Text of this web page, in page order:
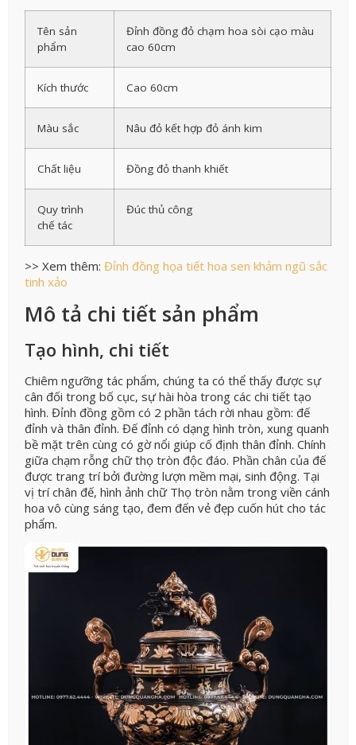
Tên sản
phẩm
Đỉnh đồng đỏ chạm hoa sòi cạo màu
cao 60cm
Kích thước Cao 60cm
Màu sắc Nâu đỏ kết hợp đỏ ánh kim
Chất liệu Đồng đỏ thanh khiết
Quy trình
chế tác
Đúc thủ công
>> Xem thêm: Đỉnh đồng họa tiết hoa sen khảm ngũ sắc
tinh xảo
Mô tả chi tiết sản phẩm
Tạo hình, chi tiết
Chiêm ngưỡng tác phẩm, chúng ta có thể thấy được sự
cân đối trong bố cục, sự hài hòa trong các chi tiết tạo
hình. Đỉnh đồng gồm có 2 phần tách rời nhau gồm: đế
đỉnh và thân đỉnh. Đế đỉnh có dạng hình tròn, xung quanh
bề mặt trên cùng có gờ nổi giúp cố định thân đỉnh. Chính
giữa chạm rỗng chữ thọ tròn độc đáo. Phần chân của đế
được trang trí bởi đường lượn mềm mại, sinh động. Tại
vị trí chân đế, hình ảnh chữ Thọ tròn nằm trong viền cánh
hoa vô cùng sáng tạo, đem đến vẻ đẹp cuốn hút cho tác
phẩm.